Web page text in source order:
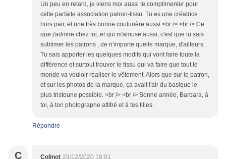
Un peu en retard, je viens moi aussi te complimenter pour
cette parfaite association patron-tissu. Tu es une créatrice
hors pair, et une très bonne couturière aussi.<br /> <br /> Ce
que j'admire chez toi, et qui m'amuse aussi, c'est que tu sais
sublimer les patrons , de n'importe quelle marque, d'ailleurs.
Tu sais apporter les quelques modifs qui vont faire toute la
différence et surtout trouver le tissu qui va faire que tout le
monde va vouloir réaliser le vêtement. Alors que sur le patron,
et sur les photos de la marque, ça avait l'air du basique le
plus tristoune possible. <br /> <br /> Bonne année, Barbara, à
toi, à ton photographe attitré et à tes filles.
Répondre
C Colinot 29/12/2020 18:01